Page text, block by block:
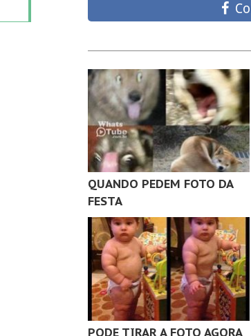
QUANDO PEDEM FOTO DA
FESTA
PODE TIRAR A FOTO AGORA